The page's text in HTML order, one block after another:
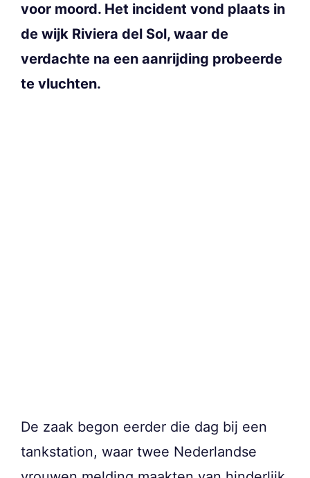
voor moord. Het incident vond plaats in
de wijk Riviera del Sol, waar de
verdachte na een aanrijding probeerde
te vluchten.
De zaak begon eerder die dag bij een
tankstation, waar twee Nederlandse